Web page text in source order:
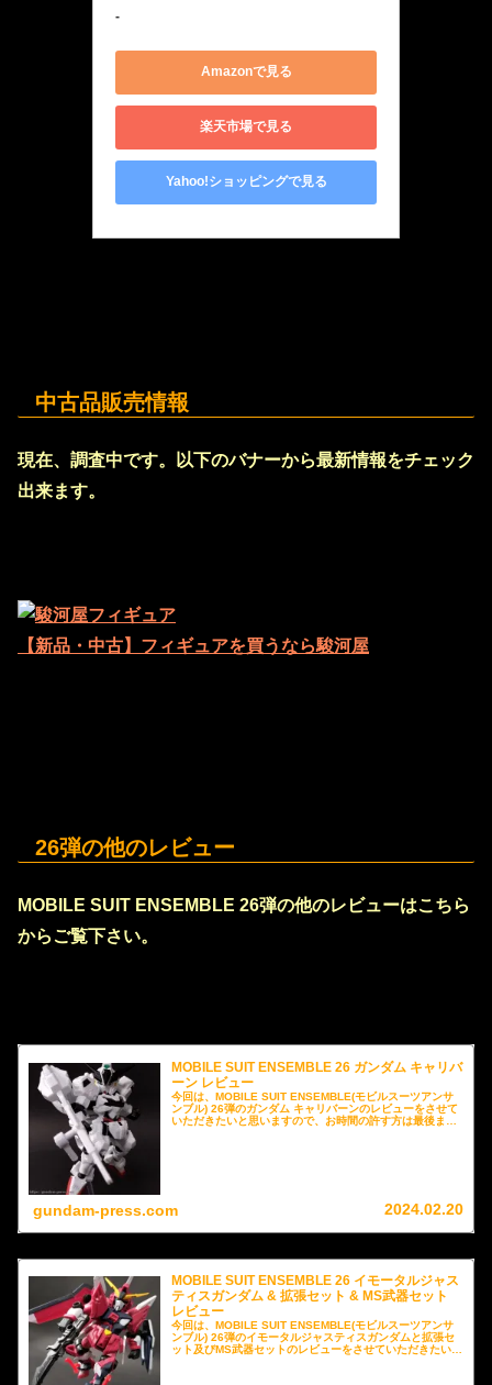
-
Amazonで見る
楽天市場で見る
Yahoo!ショッピングで見る
中古品販売情報
現在、調査中です。以下のバナーから最新情報をチェック
出来ます。
【新品・中古】フィギュアを買うなら駿河屋
26弾の他のレビュー
MOBILE SUIT ENSEMBLE 26弾の他のレビューはこちら
からご覧下さい。
MOBILE SUIT ENSEMBLE 26 ガンダム キャリバ
ーン レビュー
今回は、MOBILE SUIT ENSEMBLE(モビルスーツアンサ
ンブル) 26弾のガンダム キャリバーンのレビューをさせて
いただきたいと思いますので、お時間の許す方は最後まで
gundam-press.com 2024.02.20
MOBILE SUIT ENSEMBLE 26 イモータルジャス
ティスガンダム & 拡張セット & MS武器セット
レビュー
今回は、MOBILE SUIT ENSEMBLE(モビルスーツアンサ
ンブル) 26弾のイモータルジャスティスガンダムと拡張セ
ット及びMS武器セットのレビューをさせていただきたいと